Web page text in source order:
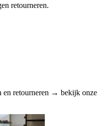
retourneren.
en retourneren → bekijk onze